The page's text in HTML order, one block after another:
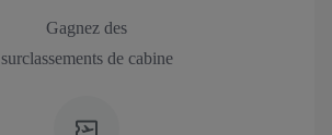
Gagnez des
surclassements de cabine